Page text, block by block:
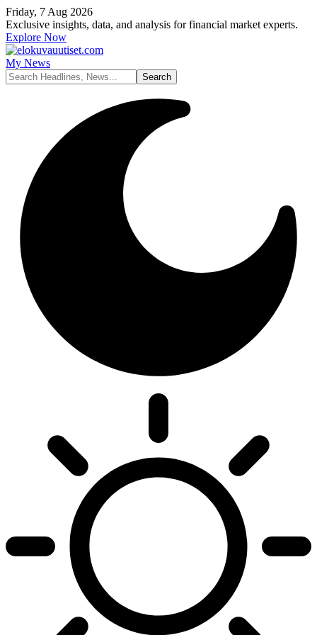
Friday, 7 Aug 2026
Exclusive insights, data, and analysis for financial market experts.
Explore Now
My News